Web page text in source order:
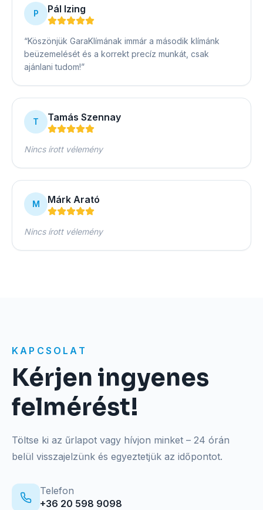
P Pál Izing
“Köszönjük GaraKlímának immár a második klímánk
beüzemelését és a korrekt precíz munkát, csak
ajánlani tudom!”
T Tamás Szennay
Nincs írott vélemény
M Márk Arató
Nincs írott vélemény
KAPCSOLAT
Kérjen ingyenes
felmérést!
Töltse ki az űrlapot vagy hívjon minket – 24 órán
belül visszajelzünk és egyeztetjük az időpontot.
Telefon
+36 20 598 9098